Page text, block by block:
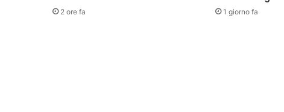
2 ore fa 1 giorno fa